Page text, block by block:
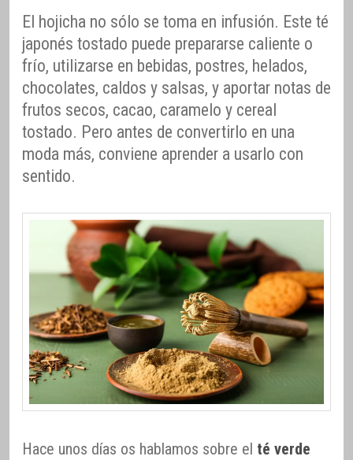
El hojicha no sólo se toma en infusión. Este té
japonés tostado puede prepararse caliente o
frío, utilizarse en bebidas, postres, helados,
chocolates, caldos y salsas, y aportar notas de
frutos secos, cacao, caramelo y cereal
tostado. Pero antes de convertirlo en una
moda más, conviene aprender a usarlo con
sentido.
Hace unos días os hablamos sobre el té verde